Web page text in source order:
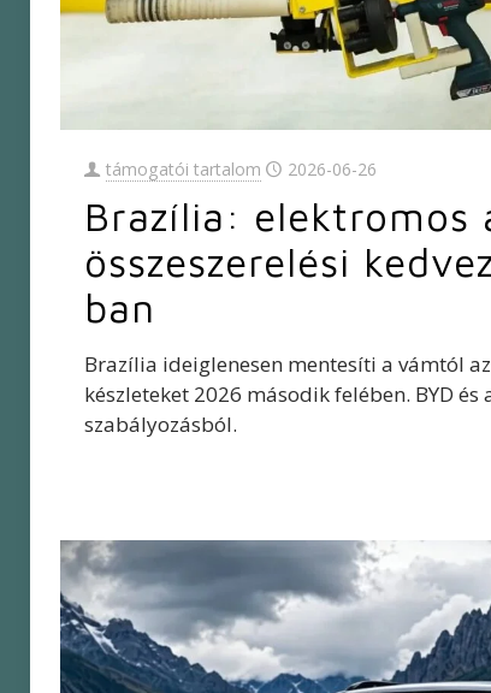
támogatói tartalom 2026-06-26
Brazília: elektromos
összeszerelési
ban
Brazília ideiglenesen mentesíti a vámtól
készleteket 2026 második felében. BYD
szabályozásból.